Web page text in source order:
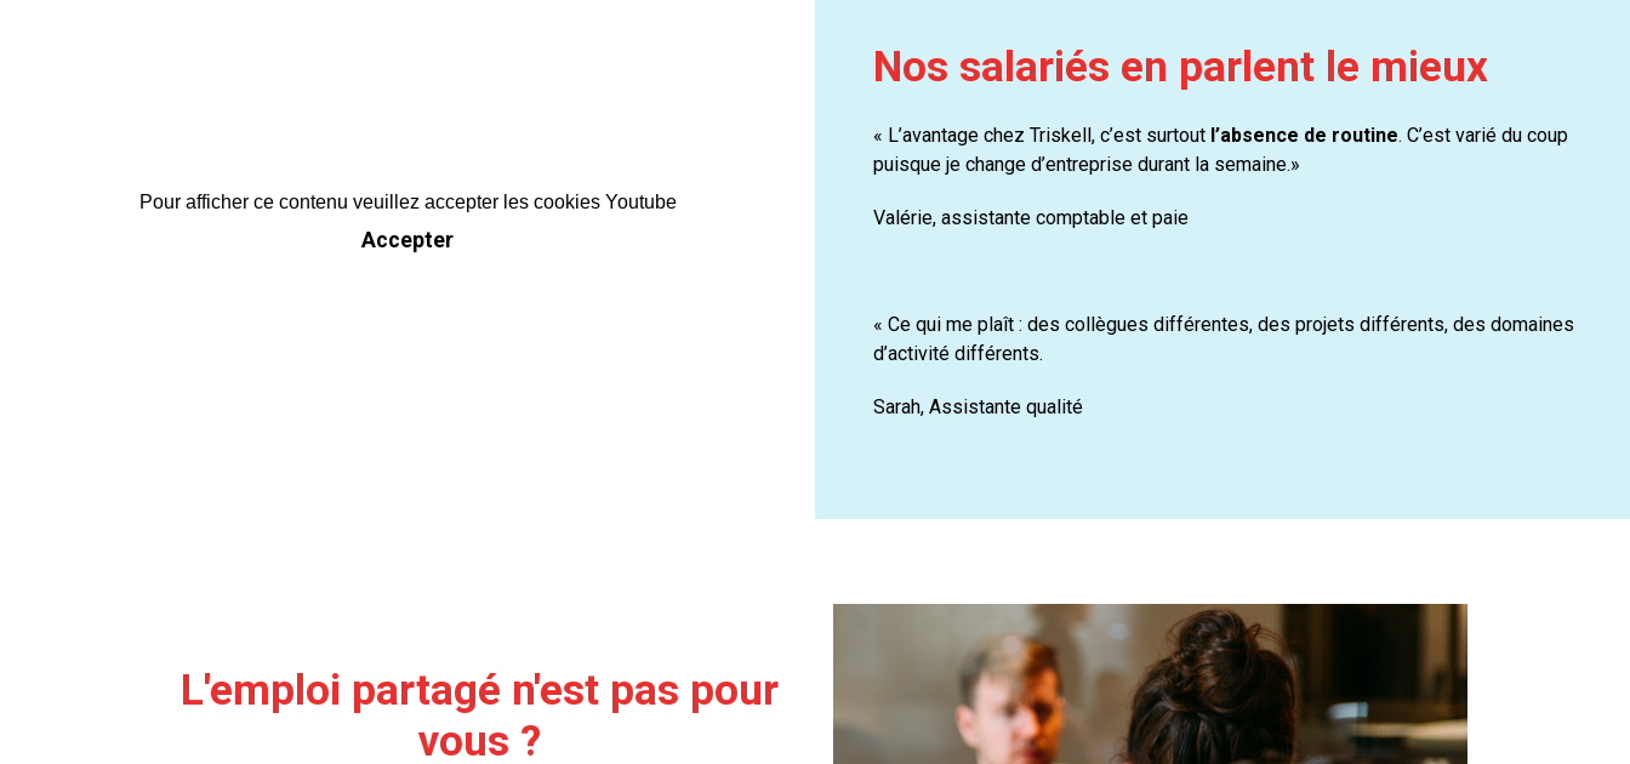
Nos salariés en parlent le mieux
« L’avantage chez Triskell, c’est surtout l’absence de routine. C’est varié du coup
puisque je change d’entreprise durant la semaine.»
Valérie, assistante comptable et paie
« Ce qui me plaît : des collègues différentes, des projets différents, des domaines
d’activité différents.
Sarah, Assistante qualité
Pour afficher ce contenu veuillez accepter les cookies Youtube
Accepter
L'emploi partagé n'est pas pour
vous ?